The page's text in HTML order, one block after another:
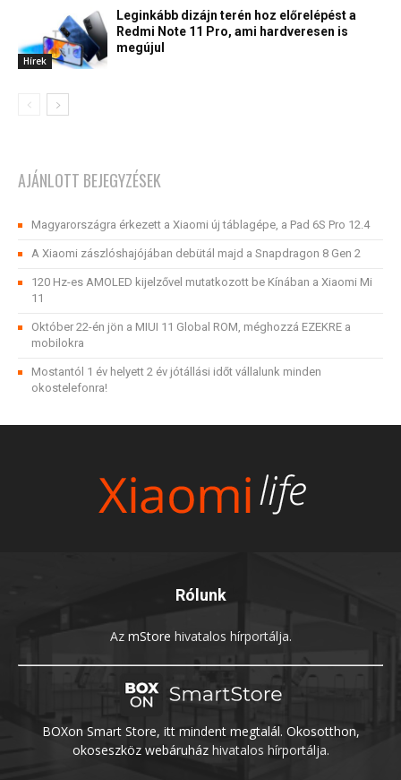
Hírek
Leginkább dizájn terén hoz előrelépést a
Redmi Note 11 Pro, ami hardveresen is
megújul
AJÁNLOTT BEJEGYZÉSEK
Magyarországra érkezett a Xiaomi új táblagépe, a Pad 6S Pro 12.4
A Xiaomi zászlóshajójában debütál majd a Snapdragon 8 Gen 2
120 Hz-es AMOLED kijelzővel mutatkozott be Kínában a Xiaomi Mi
11
Október 22-én jön a MIUI 11 Global ROM, méghozzá EZEKRE a
mobilokra
Mostantól 1 év helyett 2 év jótállási időt vállalunk minden
okostelefonra!
Rólunk
Az mStore hivatalos hírportálja.
BOXon Smart Store, itt mindent megtalál. Okosotthon,
okoseszköz webáruházhivatalos hírportálja.